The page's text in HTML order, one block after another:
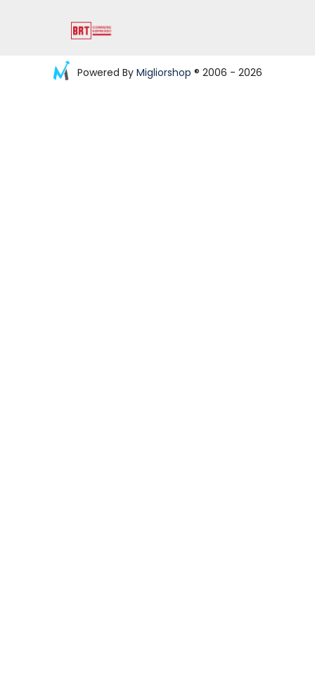
Powered By Migliorshop ® 2006 - 2026